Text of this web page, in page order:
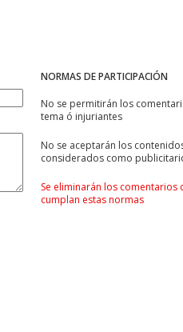
NORMAS DE PARTICIPACIÓN
No se permitirán los
tema ó injuriantes
No se aceptarán los
considerados como
Se eliminarán los comentarios
cumplan estas normas